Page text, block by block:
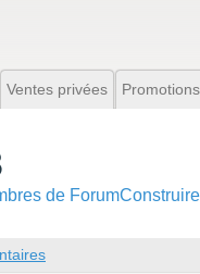
Ventes privées Promotions
de